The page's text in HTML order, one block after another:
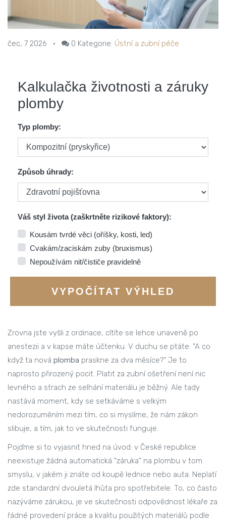
čec, 7 2026 • 0 Kategorie: Ústní a zubní péče
Kalkulačka životnosti a záruky
plomby
Typ plomby:
Způsob úhrady:
Váš styl života (zaškrtněte rizikové faktory):
Kousám tvrdé věci (oříšky, kosti, led)
Cvakám/zaciskám zuby (bruxismus)
Nepoužívám nit/čističe pravidelně
VYPOČÍTAT VÝHLED
Zrovna jste vyšli z ordinace, cítíte se lehce unaveně po
anestezii a v kapse máte účtenku. V duchu se ptáte: "A co
když ta nová plomba praskne za dva měsíce?" Je to
naprosto přirozený pocit. Platit za zubní ošetření není nic
levného a strach ze selhání materiálu je běžný. Ale tady
nastává moment, kdy se setkáváme s velkým
nedorozuměním mezi tím, co si myslíme, že nám zákon
slibuje, a tím, jak to ve skutečnosti funguje.
Pojďme si to vyjasnit hned na úvod: v České republice
neexistuje žádná automatická "záruka" na plombu v tom
smyslu, v jakém ji znáte od koupě lednice nebo auta. Neplatí
zde standardní dvouletá lhůta pro spotřebitele. To, co často
nazýváme zárukou, je ve skutečnosti odpovědnost lékaře za
řádné provedení práce a kvalitu použitých materiálů podle